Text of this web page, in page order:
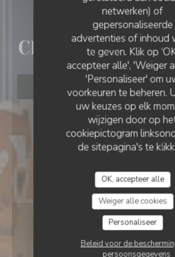
netwerken) of
gepersonaliseerde
advertenties of inhoud
te geven. Klik op
accepteer alle', 'Weiger
'Personaliseer' om
voorkeuren te beheren.
uw keuzes op elk
wijzigen door op
cookiepictogram
de sitepagina's te
OK, accepteer alle
Weiger alle cookies
Personaliseer
Beleid voor de
persoonsgegevens
LILLE
Ch'ti Charivari -
RESERVEER EEN
CH'TI CHARIVARI -